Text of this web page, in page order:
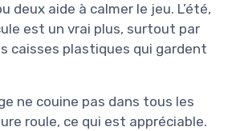
deux aide à calmer le jeu. L’été,
est un vrai plus, surtout par
caisses plastiques qui gardent
ne couine pas dans tous les
roule, ce qui est appréciable.